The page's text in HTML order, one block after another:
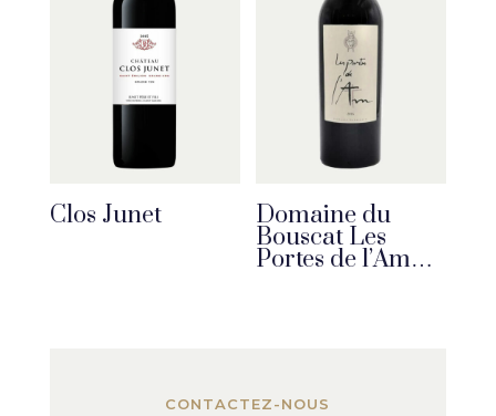
Clos Junet Domaine du
Bouscat Les
Portes de l’Am…
CONTACTEZ-NOUS